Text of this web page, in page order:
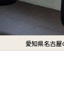
愛知県名古